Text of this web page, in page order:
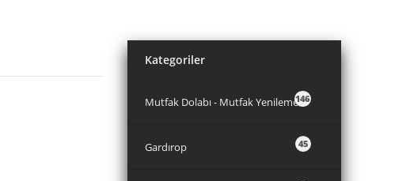
Kategoriler
146
Mutfak Dolabı - Mutfak Yenileme
45
Gardırop